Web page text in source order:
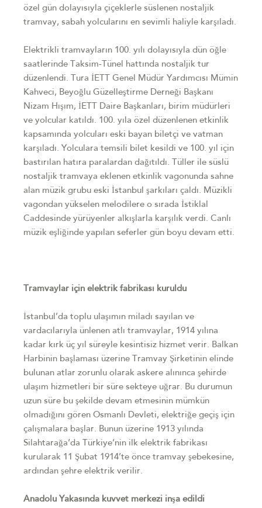
özel gün dolayısıyla çiçeklerle süslenen nostaljik
tramvay, sabah yolcularını en sevimli haliyle karşıladı.
Elektrikli tramvayların 100. yılı dolayısıyla dün öğle
saatlerinde Taksim-Tünel hattında nostaljik tur
düzenlendi. Tura İETT Genel Müdür Yardımcısı Mümin
Kahveci, Beyoğlu Güzelleştirme Derneği Başkanı
Nizam Hışım, İETT Daire Başkanları, birim müdürleri
ve yolcular katıldı. 100. yıla özel düzenlenen etkinlik
kapsamında yolcuları eski bayan biletçi ve vatman
karşıladı. Yolculara temsili bilet kesildi ve 100. yıl için
bastırılan hatıra paralardan dağıtıldı. Tüller ile süslü
nostaljik tramvaya eklenen etkinlik vagonunda sahne
alan müzik grubu eski İstanbul şarkıları çaldı. Müzikli
vagondan yükselen melodilere o sırada İstiklal
Caddesinde yürüyenler alkışlarla karşılık verdi. Canlı
müzik eşliğinde yapılan seferler gün boyu devam etti.
Tramvaylar için elektrik fabrikası kuruldu
İstanbul’da toplu ulaşımın miladı sayılan ve
vardacılarıyla ünlenen atlı tramvaylar, 1914 yılına
kadar kırk üç yıl süreyle kesintisiz hizmet verir. Balkan
Harbinin başlaması üzerine Tramvay Şirketinin elinde
bulunan atlar zorunlu olarak askere alınınca şehirde
ulaşım hizmetleri bir süre sekteye uğrar. Bu durumun
uzun süre bu şekilde devam etmesinin mümkün
olmadığını gören Osmanlı Devleti, elektriğe geçiş için
çalışmalara başlar. Bunun üzerine 1913 yılında
Silahtarağa’da Türkiye’nin ilk elektrik fabrikası
kurularak 11 Şubat 1914’te önce tramvay şebekesine,
ardından şehre elektrik verilir.
Anadolu Yakasında kuvvet merkezi inşa edildi